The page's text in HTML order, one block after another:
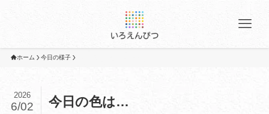
ホーム 今日の様子
今日の色は…
2026
6/02